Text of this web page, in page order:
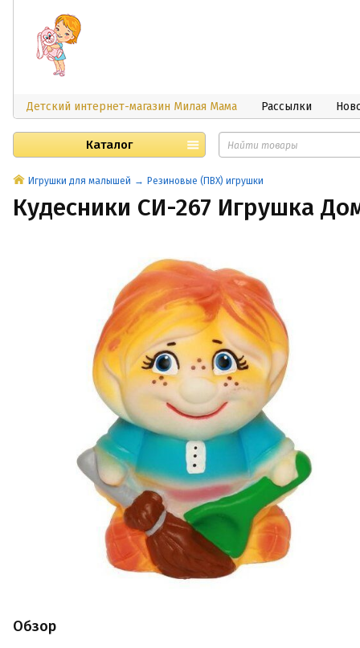
Детский интернет-магазин Милая Мама Рассылки
Каталог
Игрушки для малышей Резиновые (ПВХ) игрушки
Кудесники СИ-267 Игрушка
Обзор